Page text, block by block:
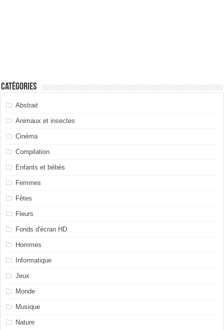
Catégories
Abstrait
Animaux et insectes
Cinéma
Compilation
Enfants et bébés
Femmes
Fêtes
Fleurs
Fonds d'écran HD
Hommes
Informatique
Jeux
Monde
Musique
Nature